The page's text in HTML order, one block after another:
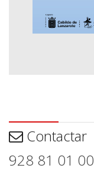
Contactar
928 81 01 00